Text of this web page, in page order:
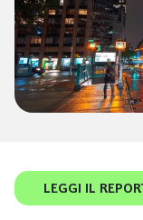
LEGGI IL